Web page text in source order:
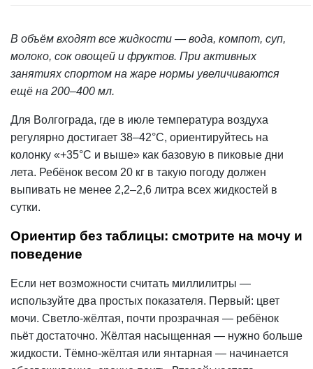
В объём входят все жидкости — вода, компот, суп,
молоко, сок овощей и фруктов. При активных
занятиях спортом на жаре нормы увеличиваются
ещё на 200–400 мл.
Для Волгограда, где в июле температура воздуха
регулярно достигает 38–42°С, ориентируйтесь на
колонку «+35°С и выше» как базовую в пиковые дни
лета. Ребёнок весом 20 кг в такую погоду должен
выпивать не менее 2,2–2,6 литра всех жидкостей в
сутки.
Ориентир без таблицы: смотрите на мочу и
поведение
Если нет возможности считать миллилитры —
используйте два простых показателя. Первый: цвет
мочи. Светло-жёлтая, почти прозрачная — ребёнок
пьёт достаточно. Жёлтая насыщенная — нужно больше
жидкости. Тёмно-жёлтая или янтарная — начинается